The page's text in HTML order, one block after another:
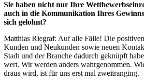
Sie haben nicht nur Ihre
auch in die Kommunikation Ihres
sich gelohnt?
Matthias Riegraf: Auf alle Fälle! Die
Kunden und Neukunden sowie neuen
Stadt und der Branche dadurch geknüpft
wert. Wir werden anders wahrgenommen.
draus wird, ist für uns erst mal zweitranging.